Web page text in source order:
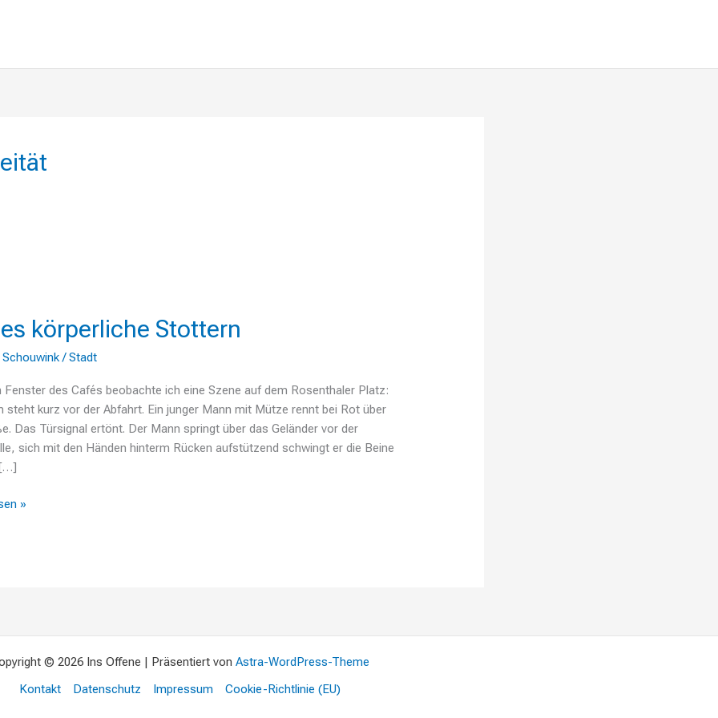
körperliche Stottern
Schouwink/Stadt
Fenster des Cafés beobachte ich eine Szene auf dem Rosenthaler Platz:
steht kurz vor der Abfahrt. Ein junger Mann mit Mütze rennt bei Rot über
Das Türsignal ertönt. Der Mann springt über das Geländer vor der
sich mit den Händen hinterm Rücken aufstützend schwingt er die Beine
[…]
»
© 2026 Ins Offene | Präsentiert von Astra-WordPress-Theme
Kontakt
Datenschutz Impressum Cookie-Richtlinie (EU)